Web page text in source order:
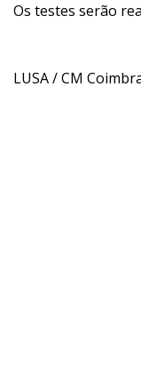
Os testes serão
LUSA / CM